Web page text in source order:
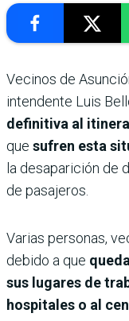
Vecinos de
intendente Luis
definitiva al
que sufren esta
la desaparición de
de pasajeros.
Varias personas,
debido a que
sus lugares de
hospitales o al